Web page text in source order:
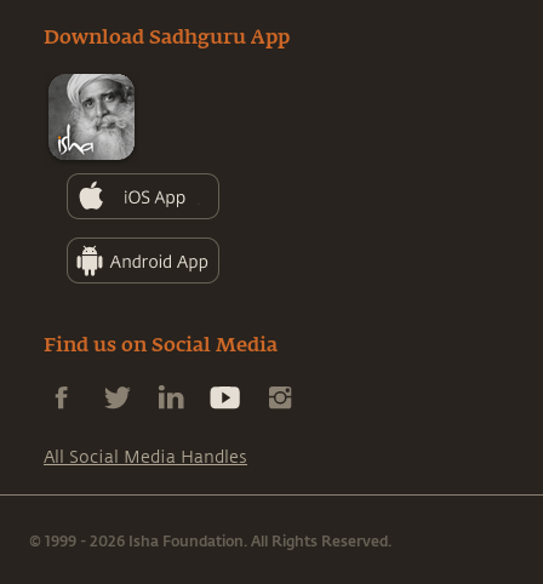
Download Sadhguru App
Find us on Social Media
All Social Media Handles
© 1999 - 2026 Isha Foundation. All Rights Reserved.